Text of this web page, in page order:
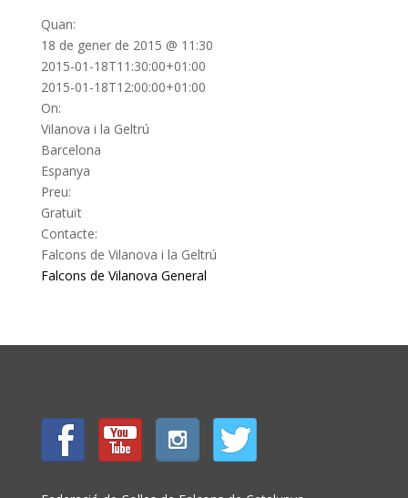
Quan:
18 de gener de 2015 @ 11:30
2015-01-18T11:30:00+01:00
2015-01-18T12:00:00+01:00
On:
Vilanova i la Geltrú
Barcelona
Espanya
Preu:
Gratuït
Contacte:
Falcons de Vilanova i la Geltrú
Falcons de Vilanova General